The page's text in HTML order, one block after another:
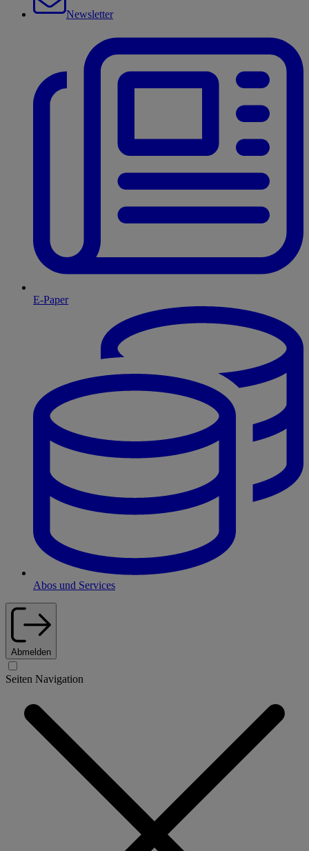
Newsletter
E-Paper
Abos und Services
Abmelden
Seiten Navigation